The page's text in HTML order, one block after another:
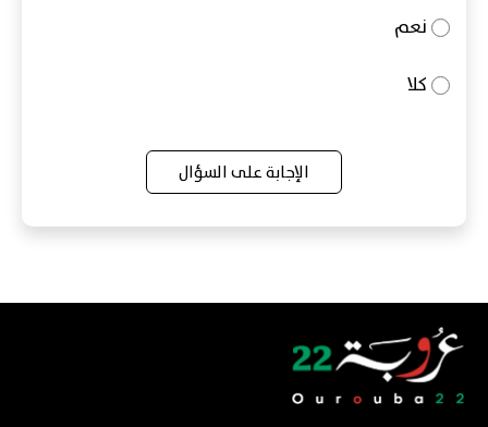
نعم
كلا
الإجابة على السؤال